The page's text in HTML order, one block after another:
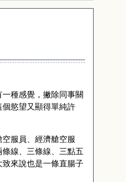
種感覺，撇除同事關
慾望又顯得單純許
服員、經濟艙空服
線、三條線、三點五
來說也是一條直腸子